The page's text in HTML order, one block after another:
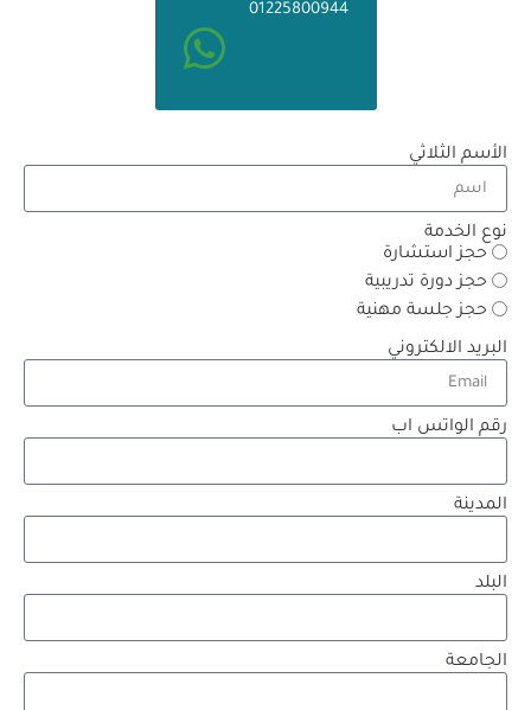
01225800944
الأسم الثلاثي
نوع الخدمة
حجز استشارة
حجز دورة تدريبية
حجز جلسة مهنية
البريد الالكتروني
رقم الواتس اب
المدينة
البلد
الجامعة